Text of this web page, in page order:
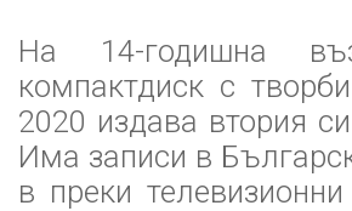
На 14-годишна
компактдиск с
2020 издава втория
Има записи в
в преки